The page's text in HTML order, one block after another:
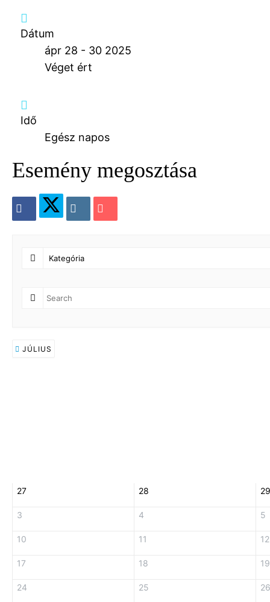
Dátum
ápr 28 - 30 2025
Véget ért
Idő
Egész napos
Esemény megosztása
JÚLIUS
27 28 29
3 4 5
10 11 12
17 18 19
24 25 26